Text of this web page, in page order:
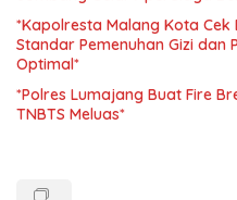
*Kapolresta Malang Kota Cek
Standar Pemenuhan Gizi dan
Optimal*
*Polres Lumajang Buat Fire
TNBTS Meluas*